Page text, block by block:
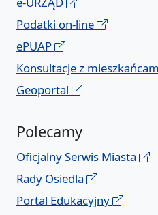
Podatki on-line
ePUAP
Konsultacje z
Geoportal
Polecamy
Oficjalny Serwis Miasta
Rady Osiedla
Portal Edukacyjny